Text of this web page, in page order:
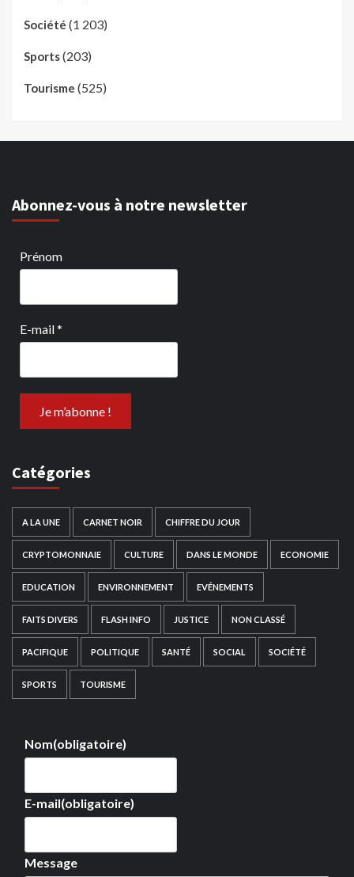
Société (1 203)
Sports(203)
Tourisme (525)
Abonnez-vous à notre newsletter
Prénom
E-mail*
Catégories
A LA UNE CARNET NOIR CHIFFRE DU JOUR
CRYPTOMONNAIE CULTURE DANS LE MONDE ECONOMIE
EDUCATION ENVIRONNEMENT EVÉNEMENTS
FAITS DIVERS FLASH INFO JUSTICE NON CLASSÉ
PACIFIQUE POLITIQUE SANTÉ SOCIAL SOCIÉTÉ
SPORTS TOURISME
Nom(obligatoire)
E-mail(obligatoire)
Message